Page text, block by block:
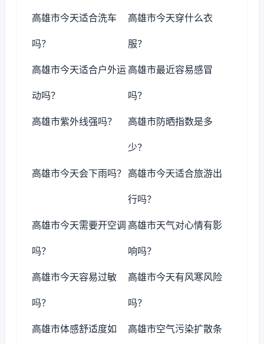
高雄市今天适合洗车
吗？
高雄市今天穿什么衣
服？
高雄市今天适合户外运
动吗？
高雄市最近容易感冒
吗？
高雄市紫外线强吗？ 高雄市防晒指数是多
少？
高雄市今天会下雨吗？ 高雄市今天适合旅游出
行吗？
高雄市今天需要开空调
吗？
高雄市天气对心情有影
响吗？
高雄市今天容易过敏
吗？
高雄市今天有风寒风险
吗？
高雄市体感舒适度如 高雄市空气污染扩散条